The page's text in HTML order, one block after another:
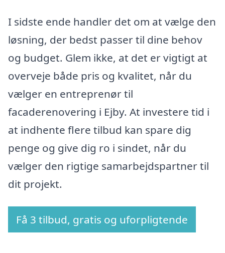
I sidste ende handler det om at vælge den
løsning, der bedst passer til dine behov
og budget. Glem ikke, at det er vigtigt at
overveje både pris og kvalitet, når du
vælger en entreprenør til
facaderenovering i Ejby. At investere tid i
at indhente flere tilbud kan spare dig
penge og give dig ro i sindet, når du
vælger den rigtige samarbejdspartner til
dit projekt.
Få 3 tilbud, gratis og uforpligtende